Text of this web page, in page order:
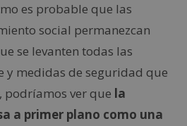
es probable que las
social permanezcan
se levanten todas las
y medidas de seguridad que
podríamos ver que la
a primer plano como una